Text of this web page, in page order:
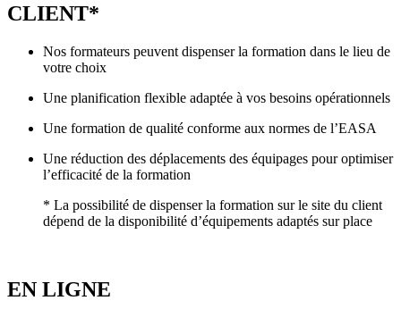
CLIENT*
Nos formateurs peuvent dispenser la formation dans le lieu de
votre choix
Une planification flexible adaptée à vos besoins opérationnels
Une formation de qualité conforme aux normes de l’EASA
Une réduction des déplacements des équipages pour optimiser
l’efficacité de la formation
* La possibilité de dispenser la formation sur le site du client
dépend de la disponibilité d’équipements adaptés sur place
EN LIGNE